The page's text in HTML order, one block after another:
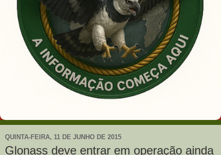
QUINTA-FEIRA, 11 DE JUNHO DE 2015
Glonass deve entrar em operação ainda